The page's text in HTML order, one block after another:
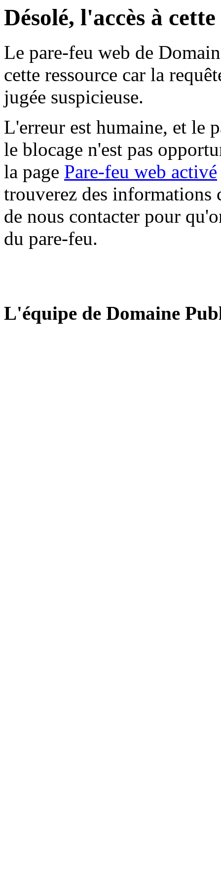
Désolé, l'accès à
Le pare-feu web de
cette ressource car la
jugée suspicieuse.
L'erreur est humaine, et le
le blocage n'est pas
la page Pare-feu web activé
trouverez des informations
de nous contacter pour
du pare-feu.
L'équipe de Domaine